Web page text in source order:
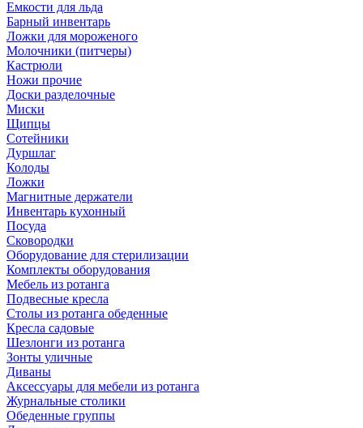
Емкости для льда
Барный инвентарь
Ложки для мороженого
Молочники (питчеры)
Кастрюли
Ножи прочие
Доски разделочные
Миски
Щипцы
Сотейники
Дуршлаг
Колоды
Ложки
Магнитные держатели
Инвентарь кухонный
Посуда
Сковородки
Оборудование для стерилизации
Комплекты оборудования
Мебель из ротанга
Подвесные кресла
Столы из ротанга обеденные
Кресла садовые
Шезлонги из ротанга
Зонты уличные
Диваны
Аксессуары для мебели из ротанга
Журнальные столики
Обеденные группы